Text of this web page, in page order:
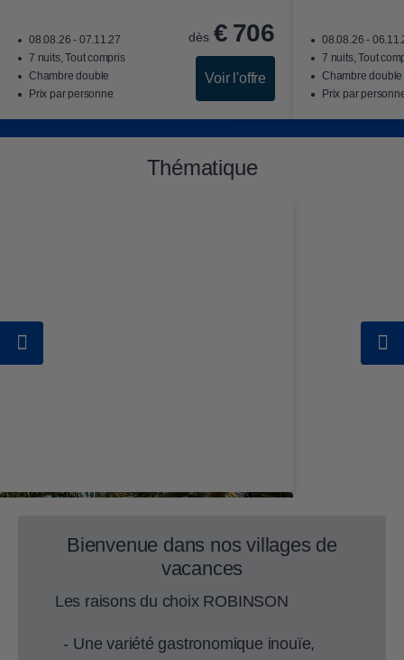
08.08.26 - 07.11.27
7 nuits, Tout compris
Chambre double
Prix par personne
dès € 706
Voir l'offre
08.08.26 -
7 nuits, Tout
Chambre double
Prix par
Thématique
Bienvenue dans nos villages de
vacances
Les raisons du choix ROBINSON
- Une variété gastronomique inouïe,